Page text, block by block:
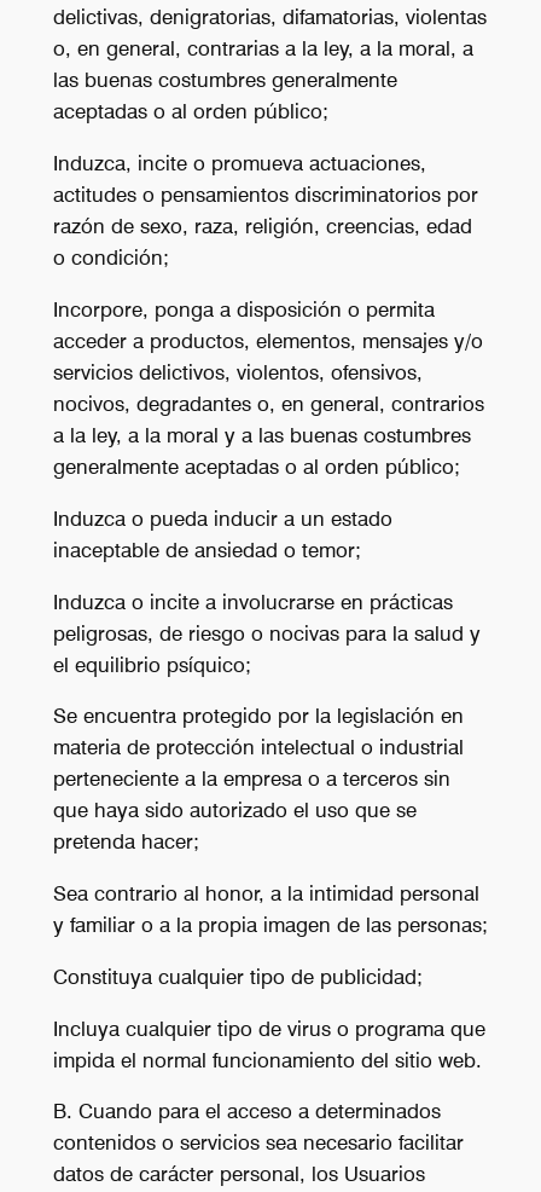
delictivas, denigratorias, difamatorias, violentas
o, en general, contrarias a la ley, a la moral, a
las buenas costumbres generalmente
aceptadas o al orden público;
Induzca, incite o promueva actuaciones,
actitudes o pensamientos discriminatorios por
razón de sexo, raza, religión, creencias, edad
o condición;
Incorpore, ponga a disposición o permita
acceder a productos, elementos, mensajes y/o
servicios delictivos, violentos, ofensivos,
nocivos, degradantes o, en general, contrarios
a la ley, a la moral y a las buenas costumbres
generalmente aceptadas o al orden público;
Induzca o pueda inducir a un estado
inaceptable de ansiedad o temor;
Induzca o incite a involucrarse en prácticas
peligrosas, de riesgo o nocivas para la salud y
el equilibrio psíquico;
Se encuentra protegido por la legislación en
materia de protección intelectual o industrial
perteneciente a la empresa o a terceros sin
que haya sido autorizado el uso que se
pretenda hacer;
Sea contrario al honor, a la intimidad personal
y familiar o a la propia imagen de las personas;
Constituya cualquier tipo de publicidad;
Incluya cualquier tipo de virus o programa que
impida el normal funcionamiento del sitio web.
B. Cuando para el acceso a determinados
contenidos o servicios sea necesario facilitar
datos de carácter personal, los Usuarios